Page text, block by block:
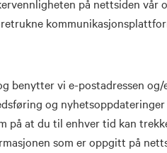
på nettsiden vår
benytter vi e-postadressen og/
og nyhetsoppdateringer
på at du til enhver tid kan
som er oppgitt på